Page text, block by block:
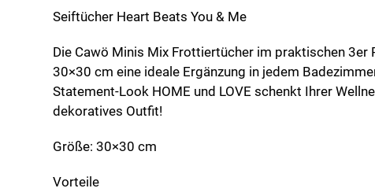
Seiftücher Heart Beats You & Me
Die Cawö Minis Mix Frottiertücher im praktischen 3er
30×30 cm eine ideale Ergänzung in jedem
Statement-Look HOME und LOVE schenkt Ihrer
dekoratives Outfit!
Größe: 30×30 cm
Vorteile